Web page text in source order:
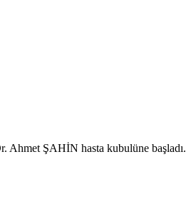
Ahmet ŞAHİN hasta kubulüne başladı.